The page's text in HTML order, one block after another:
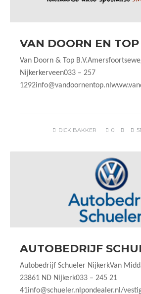
VAN DOORN EN TOP
Van Doorn & Top
Nijkerkerveen033 – 257
DICK BAKKER 0
AUTOBEDRIJF
Autobedrijf Schueler NijkerkVan
23861 ND Nijkerk033 – 245 21
41info@schueler.nlpondealer.nl/